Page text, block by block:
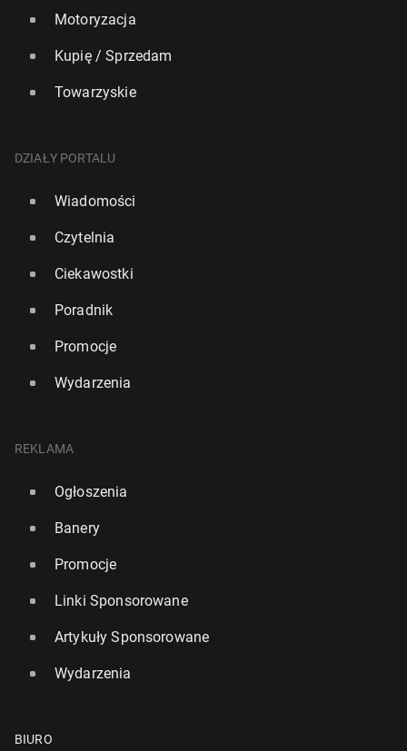
Motoryzacja
Kupię / Sprzedam
Towarzyskie
DZIAŁY PORTALU
Wiadomości
Czytelnia
Ciekawostki
Poradnik
Promocje
Wydarzenia
REKLAMA
Ogłoszenia
Banery
Promocje
Linki Sponsorowane
Artykuły Sponsorowane
Wydarzenia
BIURO